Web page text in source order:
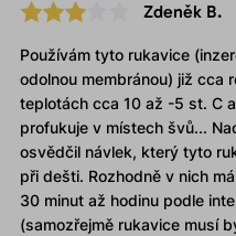
Zdeněk B.
Používám tyto rukavice
odolnou membránou) již cca
teplotách cca 10 až -5 st. C
profukuje v místech švů...
osvědčil návlek, který tyto
při dešti. Rozhodně v nich
30 minut až hodinu podle
(samozřejmě rukavice musí